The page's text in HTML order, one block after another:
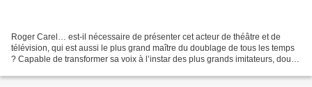
Roger Carel… est-il nécessaire de présenter cet acteur de théâtre et de
télévision, qui est aussi le plus grand maître du doublage de tous les temps
? Capable de transformer sa voix à l’instar des plus grands imitateurs, doué